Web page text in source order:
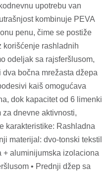
upotrebu van
kombinuje PEVA
penu, čime se postiže
korišćenje rashladnih
odeljak sa rajsferšlusom,
bočna mrežasta džepa
kaiš omogućava
dok kapacitet od 6 limenki
dnevne aktivnosti,
karakteristike: Rashladna
materijal: dvo-tonski tekstil
+ aluminijumska izolaciona
• Prednji džep sa